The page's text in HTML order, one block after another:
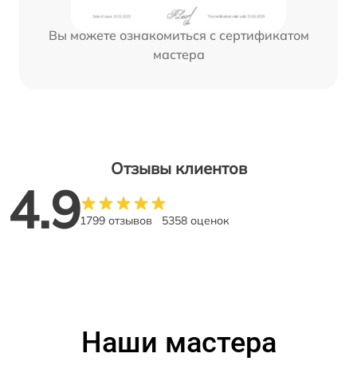
Вы можете ознакомиться с сертификатом
мастера
Отзывы клиентов
4.91799 отзывов 5358 оценок
Наши мастера